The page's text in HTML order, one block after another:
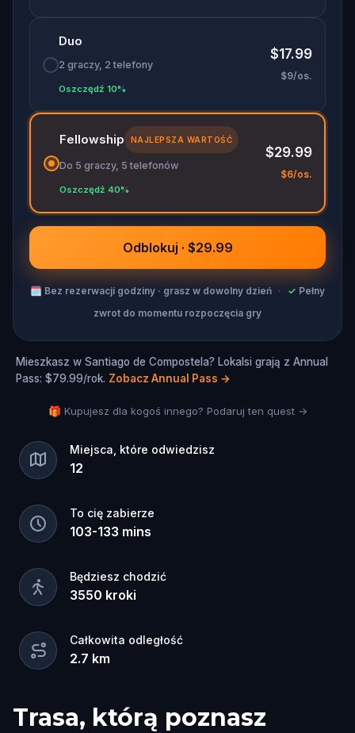
Duo
2 graczy, 2 telefony
Oszczędź 10%
$17.99
$9/os.
Fellowship NAJLEPSZA WARTOŚĆ
Do 5 graczy, 5 telefonów
Oszczędź 40%
$29.99
$6/os.
Odblokuj · $29.99
🗓 Bez rezerwacji godziny · grasz w dowolny dzień · ✓ Pełny
zwrot do momentu rozpoczęcia gry
Mieszkasz w Santiago de Compostela? Lokalsi grają z Annual
Pass: $79.99/rok. Zobacz Annual Pass →
🎁 Kupujesz dla kogoś innego? Podaruj ten quest →
Miejsca, które odwiedzisz
12
To cię zabierze
103-133 mins
Będziesz chodzić
3550 kroki
Całkowita odległość
2.7 km
Trasa, którą poznasz
Start
Meta